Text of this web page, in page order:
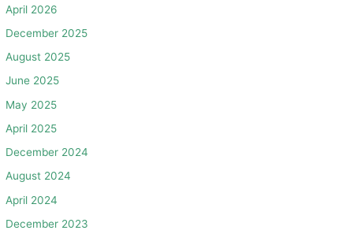
April 2026
December 2025
August 2025
June 2025
May 2025
April 2025
December 2024
August 2024
April 2024
December 2023